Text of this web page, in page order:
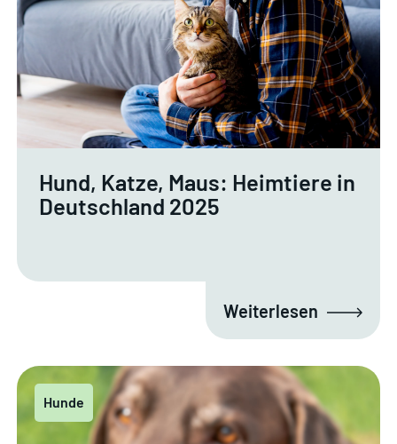
Hund, Katze, Maus: Heimtiere in
Deutschland 2025
Weiterlesen
Hunde